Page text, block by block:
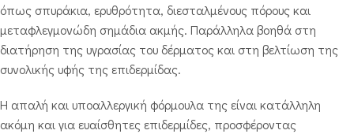
όπως σπυράκια, ερυθρότητα, διεσταλμένους πόρους και
μεταφλεγμονώδη σημάδια ακμής. Παράλληλα βοηθά στη
διατήρηση της υγρασίας του δέρματος και στη βελτίωση της
συνολικής υφής της επιδερμίδας.
Η απαλή και υποαλλεργική φόρμουλα της είναι κατάλληλη
ακόμη και για ευαίσθητες επιδερμίδες, προσφέροντας